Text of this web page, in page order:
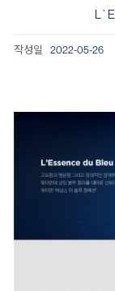
작성일 2022-05-26